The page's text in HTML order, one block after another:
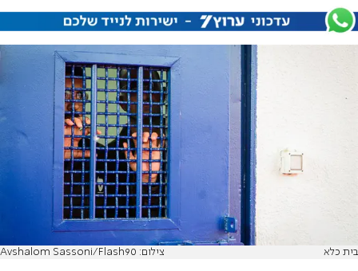
בית כלא צילום: Avshalom Sassoni/Flash90